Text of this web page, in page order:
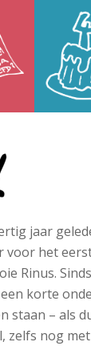
jaar
voor het
Rinus.
korte
staan – als
zelfs nog